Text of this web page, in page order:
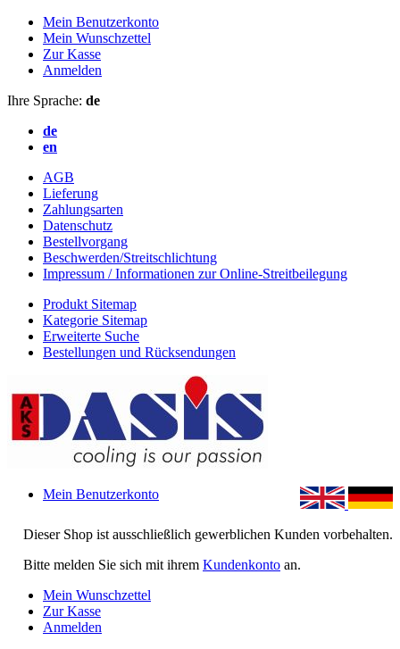
Mein Benutzerkonto
Mein Wunschzettel
Zur Kasse
Anmelden
Ihre Sprache: de
de
en
AGB
Lieferung
Zahlungsarten
Datenschutz
Bestellvorgang
Beschwerden/Streitschlichtung
Impressum / Informationen zur Online-Streitbeilegung
Produkt Sitemap
Kategorie Sitemap
Erweiterte Suche
Bestellungen und Rücksendungen
Dieser Shop ist ausschließlich gewerblichen Kunden vorbehalten.
Bitte melden Sie sich mit ihrem Kundenkonto an.
Mein Benutzerkonto
Mein Wunschzettel
Zur Kasse
Anmelden